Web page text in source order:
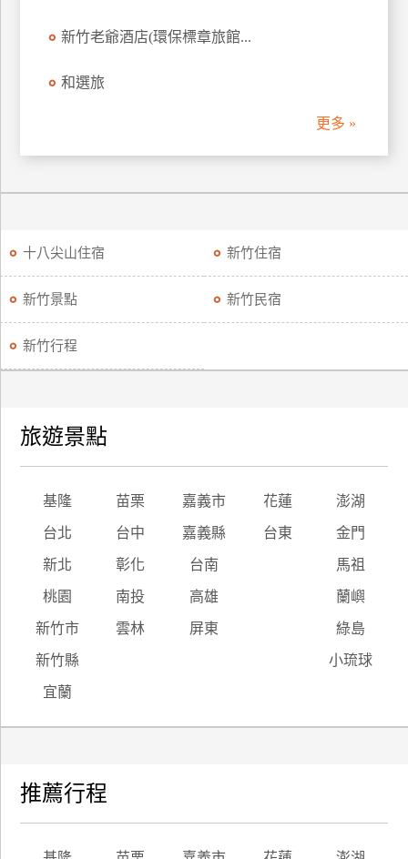
新竹老爺酒店(環保標章旅館...
和選旅
更多 »
十八尖山住宿 新竹住宿
新竹景點 新竹民宿
新竹行程
旅遊景點
基隆 苗栗 嘉義市 花蓮 澎湖
台北 台中 嘉義縣 台東 金門
新北 彰化 台南 馬祖
桃園 南投 高雄 蘭嶼
新竹市 雲林 屏東 綠島
新竹縣 小琉球
宜蘭
推薦行程